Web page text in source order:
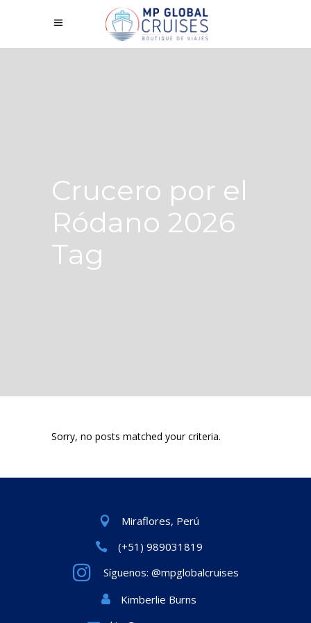
Crucero por el
Ródano 2026
Tag
Sorry, no posts matched your criteria.
Miraflores, Perú
(+51) 989031819
Síguenos: @mpglobalcruises
Kimberlie Burns